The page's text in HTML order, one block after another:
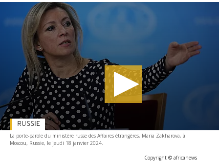
La porte-parole du ministère russe des Affaires étrangères, Maria Zakharova, à
Moscou, Russie, le jeudi 18 janvier 2024.
-
Copyright © africanews
RUSSIE